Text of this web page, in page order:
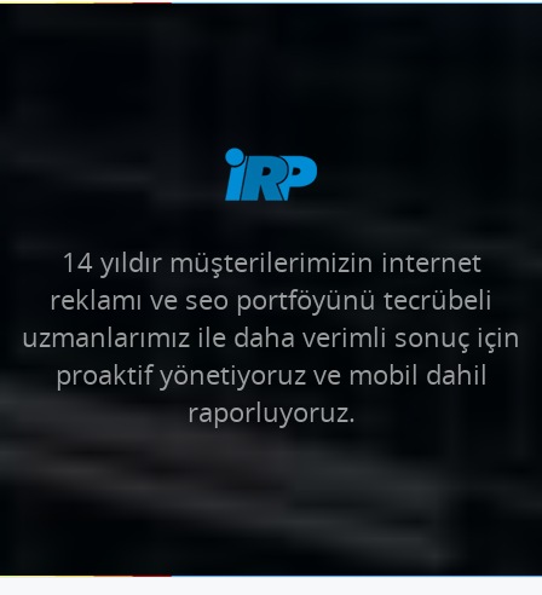
14 yıldır müşterilerimizin internet
reklamı ve seo portföyünü tecrübeli
uzmanlarımız ile daha verimli sonuç için
proaktif yönetiyoruz ve mobil dahil
raporluyoruz.